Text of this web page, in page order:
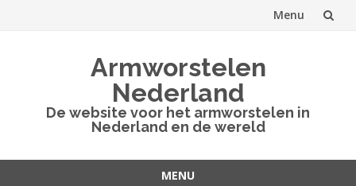
Menu
Armworstelen
Nederland
De website voor het armworstelen in
Nederland en de wereld
MENU